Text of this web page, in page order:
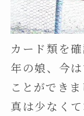
カード類を
年の娘、今
ことができ
真は少なく